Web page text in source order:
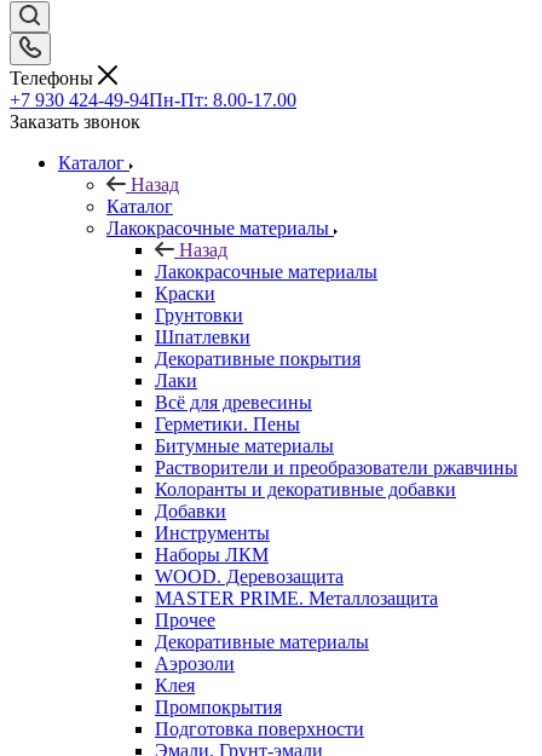
Телефоны
+7 930 424-49-94Пн-Пт: 8.00-17.00
Заказать звонок
Каталог
Назад
Каталог
Лакокрасочные материалы
Назад
Лакокрасочные материалы
Краски
Грунтовки
Шпатлевки
Декоративные покрытия
Лаки
Всё для древесины
Герметики. Пены
Битумные материалы
Растворители и преобразователи ржавчины
Колоранты и декоративные добавки
Добавки
Инструменты
Наборы ЛКМ
WOOD. Деревозащита
MASTER PRIME. Металлозащита
Прочее
Декоративные материалы
Аэрозоли
Клея
Промпокрытия
Подготовка поверхности
Эмали. Грунт-эмали